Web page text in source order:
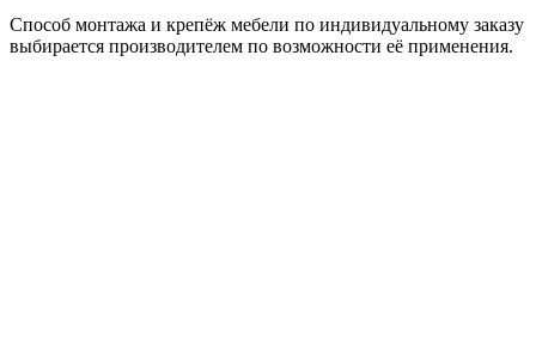
Способ монтажа и крепёж мебели по индивидуальному заказу
выбирается производителем по возможности её применения.